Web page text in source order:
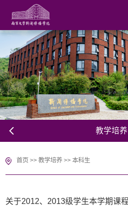
教学培养
首页 >>教学培养 >>本科生
关于2012、2013级学生本学期课